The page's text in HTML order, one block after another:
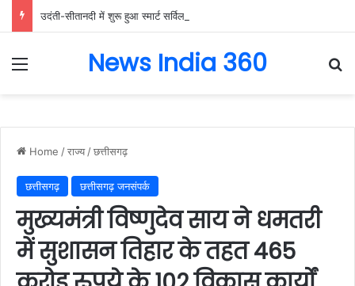
Menu News India 360
Home /राज्य /छत्तीसगढ़
छत्तीसगढ़ छत्तीसगढ़ जनसंपर्क
मुख्यमंत्री विष्णुदेव साय ने धमतरी
में सुशासन तिहार के तहत 465